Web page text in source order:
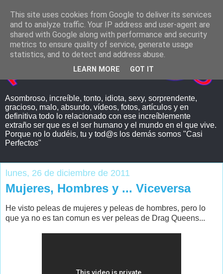
Asombroso, increíble, tonto, idiota, sexy, sorprendente,
gracioso, malo, absurdo, vídeos, fotos, artículos y en
definitiva todo lo relacionado con ese increíblemente
extraño ser que es el ser humano y el mundo en el que vive.
Porque no lo dudéis, tu y tod@s los demás somos "Casi
Perfectos"
lunes, 26 de diciembre de 2011
Mujeres, Hombres y ... Viceversa
He visto peleas de mujeres y peleas de hombres, pero lo
que ya no es tan comun es ver peleas de Drag Queens...
This site uses cookies from Google to deliver its services
and to analyze traffic. Your IP address and user-agent are
shared with Google along with performance and security
metrics to ensure quality of service, generate usage
statistics, and to detect and address abuse.
LEARN MORE GOT IT